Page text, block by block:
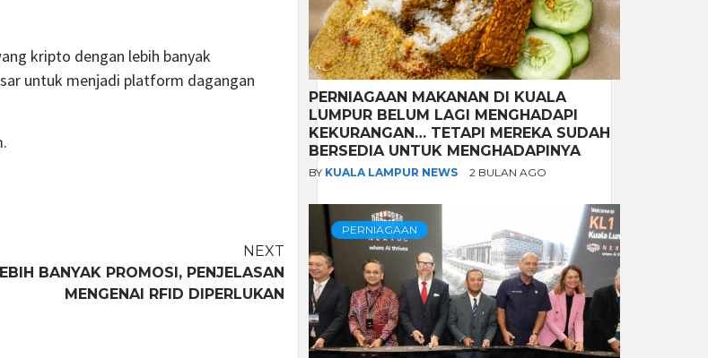
kripto dengan lebih banyak
untuk menjadi platform dagangan
NEXT
BANYAK PROMOSI, PENJELASAN
MENGENAI RFID DIPERLUKAN
PERNIAGAAN MAKANAN DI KUALA
LUMPUR BELUM LAGI MENGHADAPI
KEKURANGAN… TETAPI MEREKA SUDAH
BERSEDIA UNTUK MENGHADAPINYA
BY KUALA LAMPUR NEWS 2 BULAN AGO
PERNIAGAAN